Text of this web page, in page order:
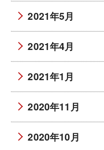
2021年5月
2021年4月
2021年1月
2020年11月
2020年10月